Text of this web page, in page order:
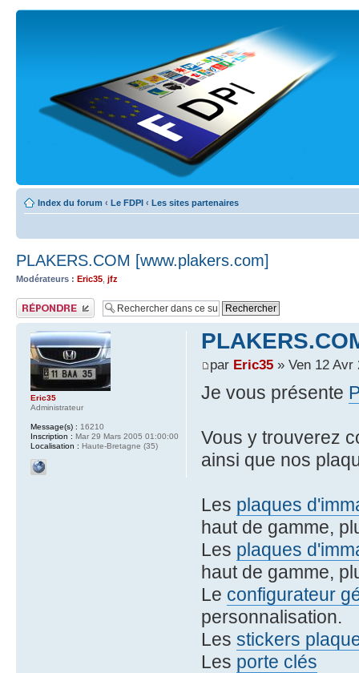
Index du forum ‹ Le FDPI ‹ Les sites partenaires
PLAKERS.COM [www.plakers.com]
Modérateurs : Eric35 jfz
Publier une réponse
par Eric35» Ven 12 Avr
Je vous présente
Vous y trouverez
ainsi que nos
Les plaques
haut de gamme,
Les plaques
haut de gamme,
Le configurateur
personnalisation.
Les stickers
Les porte clés
Eric35
Administrateur
Message(s) : 16210
Inscription : Mar 29 Mars 2005 01:00:00
Localisation : Haute-Bretagne (35)